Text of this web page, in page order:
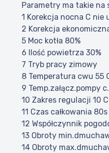
Parametry ma takie na
1 Korekcja nocna C nie
2 Korekcja
5 Moc kotła 80%
6 Ilość powietrza 30%
7 Tryb pracy zimowy
8 Temperatura cwu 55
9 Temp.załącz.pompy
10 Zakres regulacji 10 C
11 Czas całkowania 80s
12 Współczynnik
13 Obroty
14 Obroty